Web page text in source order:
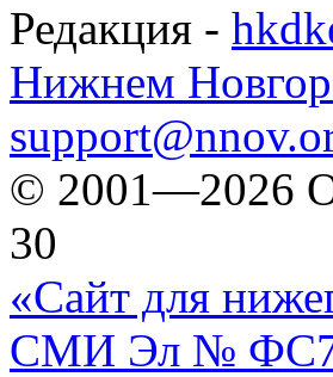
Редакция -
Нижнем
© 2001—2026
30
«Сайт для
СМИ Эл №